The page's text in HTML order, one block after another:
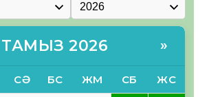
ТАМЫЗ 2026 »
СӘ БС ЖМ СБ ЖС